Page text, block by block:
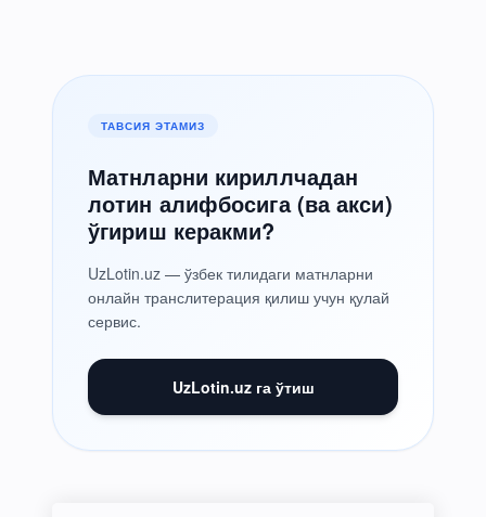
ТАВСИЯ ЭТАМИЗ
Матнларни кириллчадан
лотин алифбосига (ва акси)
ўгириш керакми?
UzLotin.uz — ўзбек тилидаги матнларни
онлайн транслитерация қилиш учун қулай
сервис.
UzLotin.uz га ўтиш